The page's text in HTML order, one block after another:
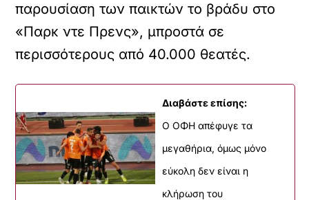
παρουσίαση των παικτών το βράδυ στο
«Παρκ ντε Πρενς», μπροστά σε
περισσότερους από 40.000 θεατές.
Διαβάστε επίσης:
Ο ΟΦΗ απέφυγε τα
μεγαθήρια, όμως μόνο
εύκολη δεν είναι η
κλήρωση του